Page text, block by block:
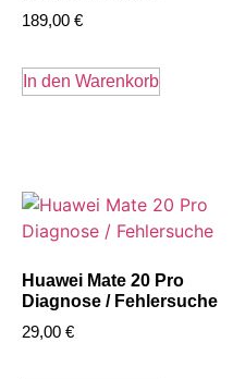
189,00 €
In den Warenkorb
Huawei Mate 20 Pro
Diagnose / Fehlersuche
29,00 €